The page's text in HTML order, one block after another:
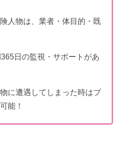
人物は、業者・体目的・既
日の監視・サポートがあ
に遭遇してしまった時はブ
能！